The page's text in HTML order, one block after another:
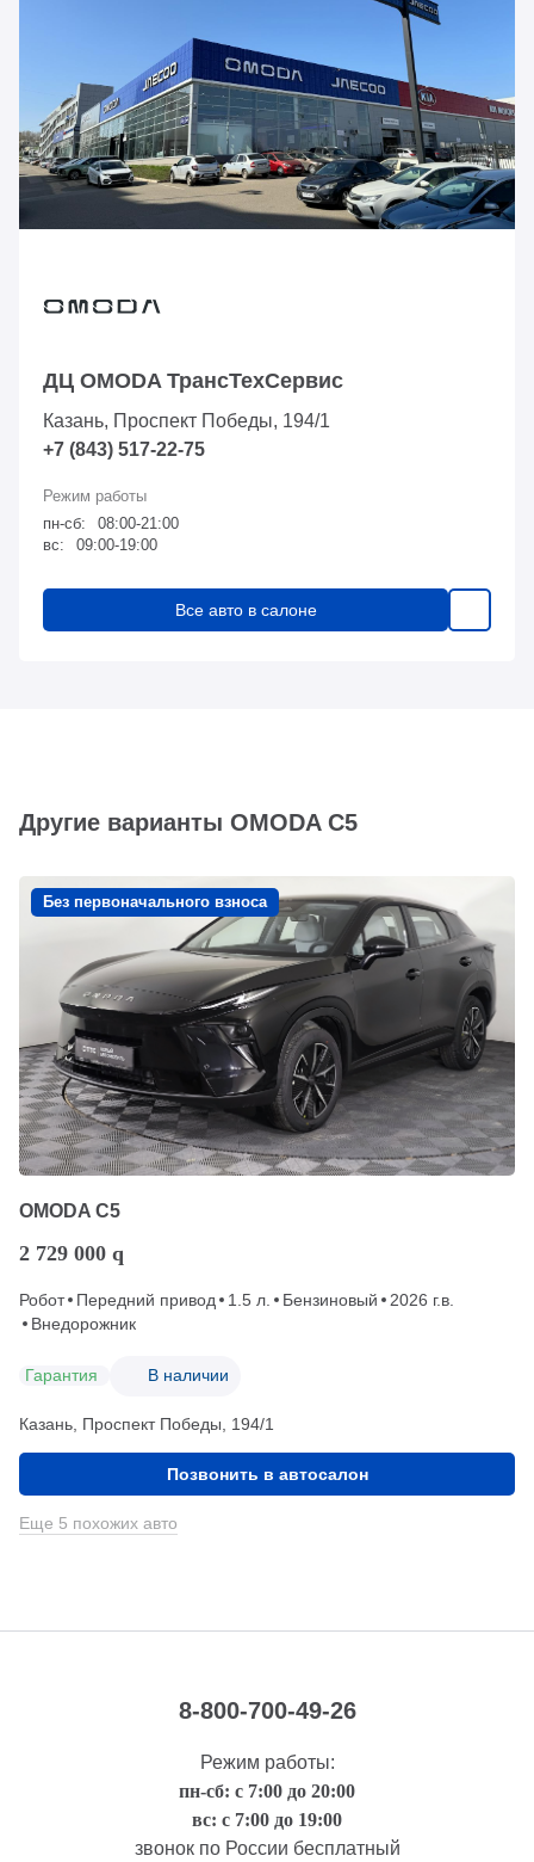
ДЦ OMODA ТрансТехСервис
Казань, Проспект Победы, 194/1
+7 (843) 517-22-75
пн-сб:
08:00-21:00
вс:
09:00-19:00
Все авто в салоне
Другие варианты OMODA C5
Без первоначального взноса
OMODA C5
2 729 000 q
Робот Передний привод 1.5 л. Бензиновый
2026 г.в.
Внедорожник
Гарантия В наличии
Казань, Проспект Победы, 194/1
Позвонить в автосалон
Еще 5 похожих авто
8-800-700-49-26
Режим работы:
пн-сб: с 7:00 до 20:00
вс: с 7:00 до 19:00
звонок по России бесплатный